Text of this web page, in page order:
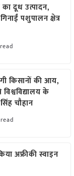
दूध उत्पादन,
पशुपालन क्षेत्र
किसानों की आय,
विश्वविद्यालय के
चौहान
अफ्रीकी स्वाइन